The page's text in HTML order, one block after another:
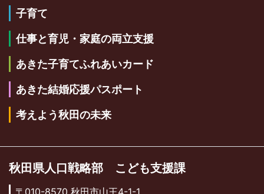
子育て
仕事と育児・家庭の両立支援
あきた子育てふれあいカード
あきた結婚応援パスポート
考えよう秋田の未来
秋田県人口戦略部 こども支援課